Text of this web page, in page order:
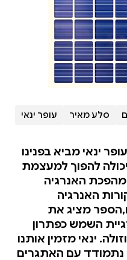
סלע מאיר עופר ינאי
ינאי מביא בפנינו
להפוך למעצמת
האנרגיה
האנרגיה
מציג את
השמש כפתרון
ינאי מזמין אותנו
נתמודד עם האתגרים